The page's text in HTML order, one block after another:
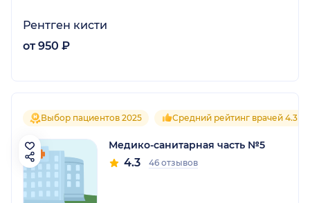
Рентген кисти
от 950 ₽
Выбор пациентов 2025 Средний рейтинг врачей 4.3
Медико-санитарная часть №5
4.3 46 отзывов